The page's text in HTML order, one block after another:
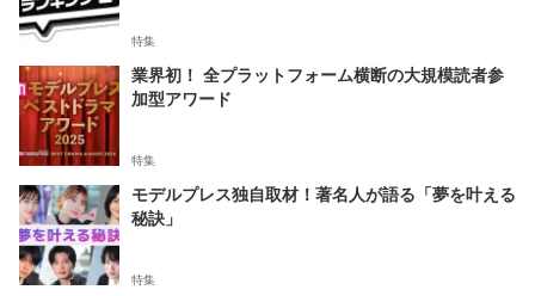
特集
業界初！ 全プラットフォーム横断の大規模読者参
加型アワード
特集
モデルプレス独自取材！著名人が語る「夢を叶える
秘訣」
特集